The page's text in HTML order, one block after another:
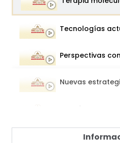
Tecnologías
Perspectivas
Nuevas
Manejo
LOW Recientes